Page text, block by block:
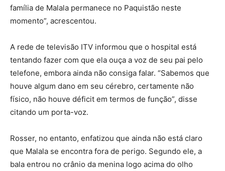
família de Malala permanece no Paquistão neste
momento”, acrescentou.
A rede de televisão ITV informou que o hospital está
tentando fazer com que ela ouça a voz de seu pai pelo
telefone, embora ainda não consiga falar. “Sabemos que
houve algum dano em seu cérebro, certamente não
físico, não houve déficit em termos de função”, disse
citando um porta-voz.
Rosser, no entanto, enfatizou que ainda não está claro
que Malala se encontra fora de perigo. Segundo ele, a
bala entrou no crânio da menina logo acima do olho